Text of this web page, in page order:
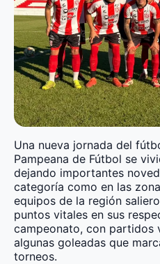
Una nueva jornada del
Pampeana de Fútbol se
dejando importantes
categoría como en las
equipos de la región
puntos vitales en sus
campeonato, con partidos
algunas goleadas que
torneos.